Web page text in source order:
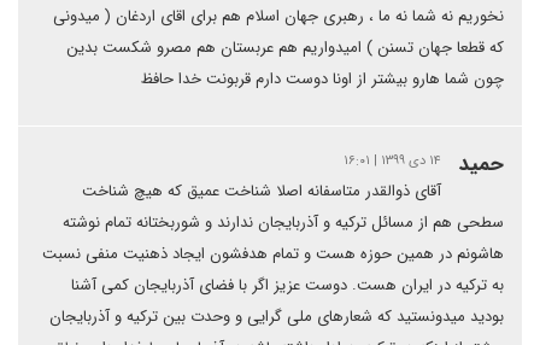
نخوریم نه شما نه ما ، رهبری جهان اسلام هم برای اقای اردغان ( میدونی
که قطعا جهان تسنن ) امیدواریم هم عربستان هم مصرو شکست بدین
چون شما هارو بیشتر از اونا دوست دارم قربونت خدا حافظ
حمید ۱۴ دی ۱۳۹۹ | ۱۶:۰۱
آقای ذوالقدر متاسفانه اصلا شناخت عمیق که هیچ شناخت
سطحی هم از مسائل ترکیه و آذربایجان ندارند و شوربختانه تمام نوشته
هاشونم در همین حوزه هست و تمام هدفشون ایجاد ذهنیت منفی نسبت
به ترکیه در ایران هست. دوست عزیز اگر با فضای آذربایجان کمی آشنا
بودید میدونستید که شعارهای ملی گرایی و وحدت بین ترکیه و آذربایجان